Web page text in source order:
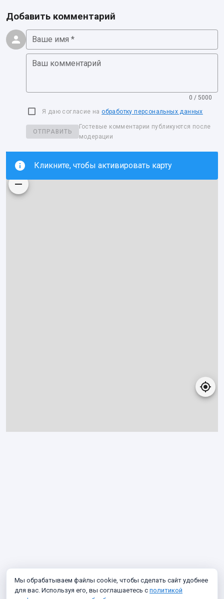
Добавить комментарий
Ваше имя *
Ваш комментарий
0 / 5000
Я даю согласие на обработку персональных данных
ОТПРАВИТЬ
Гостевые комментарии публикуются после
модерации
Кликните, чтобы активировать карту
Мы обрабатываем файлы cookie, чтобы сделать сайт удобнее
для вас. Используя его, вы соглашаетесь с политикой